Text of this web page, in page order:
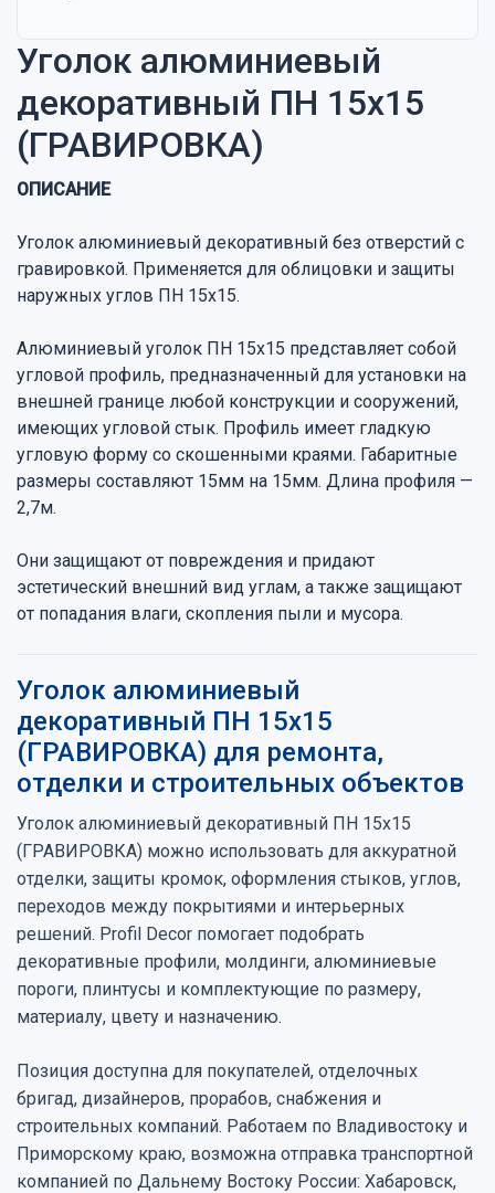
Уголок алюминиевый
декоративный ПН 15х15
(ГРАВИРОВКА)
ОПИСАНИЕ
Уголок алюминиевый декоративный без отверстий с
гравировкой. Применяется для облицовки и защиты
наружных углов ПН 15х15.
Алюминиевый уголок ПН 15х15 представляет собой
угловой профиль, предназначенный для установки на
внешней границе любой конструкции и сооружений,
имеющих угловой стык. Профиль имеет гладкую
угловую форму со скошенными краями. Габаритные
размеры составляют 15мм на 15мм. Длина профиля —
2,7м.
Они защищают от повреждения и придают
эстетический внешний вид углам, а также защищают
от попадания влаги, скопления пыли и мусора.
Уголок алюминиевый
декоративный ПН 15х15
(ГРАВИРОВКА) для ремонта,
отделки и строительных объектов
Уголок алюминиевый декоративный ПН 15х15
(ГРАВИРОВКА) можно использовать для аккуратной
отделки, защиты кромок, оформления стыков, углов,
переходов между покрытиями и интерьерных
решений. Profil Decor помогает подобрать
декоративные профили, молдинги, алюминиевые
пороги, плинтусы и комплектующие по размеру,
материалу, цвету и назначению.
Позиция доступна для покупателей, отделочных
бригад, дизайнеров, прорабов, снабжения и
строительных компаний. Работаем по Владивостоку и
Приморскому краю, возможна отправка транспортной
компанией по Дальнему Востоку России: Хабаровск,